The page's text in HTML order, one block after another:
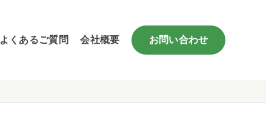
よくあるご質問 会社概要 お問い合わせ